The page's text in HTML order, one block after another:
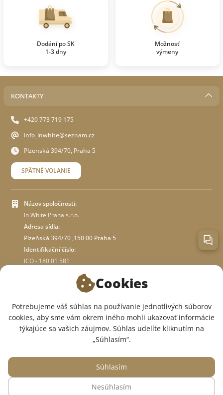
Dodání po SK
1-3 dny
Možnosť
výmeny
KONTAKTY
+420 773 719 175
info_inwhite@seznam.cz
Plzenská 394/70, Praha 5
SPÄTNÉ VOLANIE
Názov spoločnosti:
In White Praha s.r.o.
Adresa sídla:
Plzeňská 394/70 ,150 00 Praha 5
Identifikační číslo:
ICO - 180 01 581
O OBCHODE
SME V SOCIÁLNYCH SIEŤACH:
Cookies
Potrebujeme váš súhlas na používanie jednotlivých súborov
cookies, aby sme vám okrem iného mohli ukazovať informácie
týkajúce sa vašich záujmov. Súhlas udelíte kliknutím na
„Súhlasím“.
Nesúhlasím
Súhlasím